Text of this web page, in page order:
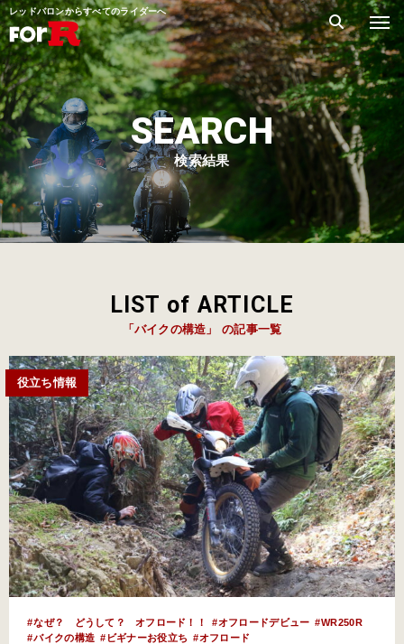
レッドバロンからすべてのライダーへ
SEARCH
検索結果
LIST of ARTICLE
「バイクの構造」 の記事一覧
役立ち情報
なぜ？ どうして？ オフロード！！ オフロードデビュー
WR250R
バイクの構造
ビギナーお役立ち オフロード